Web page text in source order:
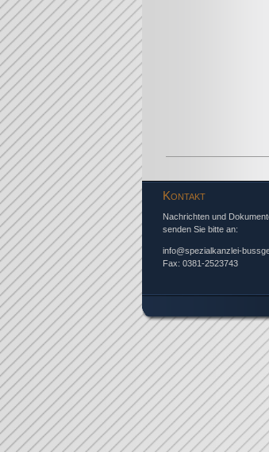
Kontakt
Nachrichten und
senden Sie bitte an:
info@spezialkanzlei-
Fax: 0381-2523743